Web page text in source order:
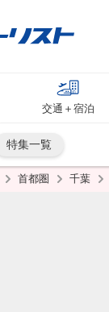
交通＋宿泊
特集一覧
首都圏 千葉